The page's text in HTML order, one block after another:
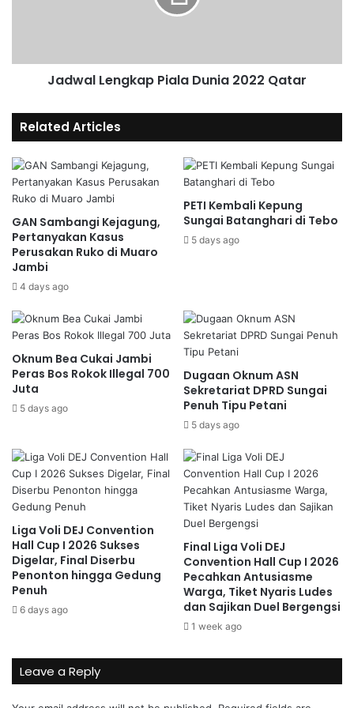
Jadwal Lengkap Piala Dunia 2022 Qatar
Related Articles
GAN Sambangi Kejagung,
Pertanyakan Kasus
Perusakan Ruko di Muaro
Jambi
4 days ago
PETI Kembali Kepung
Sungai Batanghari di Tebo
5 days ago
Oknum Bea Cukai Jambi
Peras Bos Rokok Illegal 700
Juta
5 days ago
Dugaan Oknum ASN
Sekretariat DPRD Sungai
Penuh Tipu Petani
5 days ago
Liga Voli DEJ Convention
Hall Cup I 2026 Sukses
Digelar, Final Diserbu
Penonton hingga Gedung
Penuh
6 days ago
Final Liga Voli DEJ
Convention Hall Cup I 2026
Pecahkan Antusiasme
Warga, Tiket Nyaris Ludes
dan Sajikan Duel Bergengsi
1 week ago
Leave a Reply